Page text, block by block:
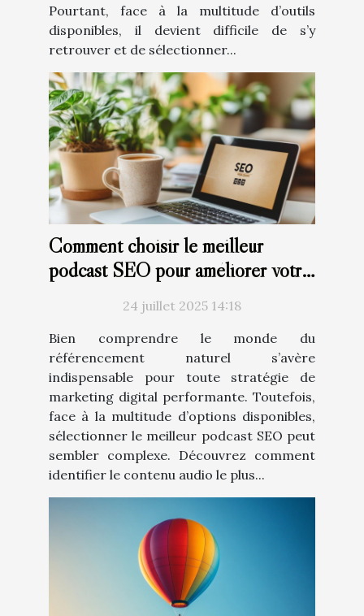
Pourtant, face à la multitude d’outils
disponibles, il devient difficile de s’y
retrouver et de sélectionner...
Comment choisir le meilleur
podcast SEO pour améliorer votre
stratégie de marketing digital
24 juillet 2025 14:18
Bien comprendre le monde du
référencement naturel s’avère
indispensable pour toute stratégie de
marketing digital performante. Toutefois,
face à la multitude d’options disponibles,
sélectionner le meilleur podcast SEO peut
sembler complexe. Découvrez comment
identifier le contenu audio le plus...